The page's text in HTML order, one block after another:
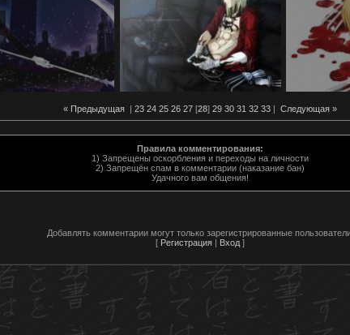
« Предыдущая | 23 24 25 26 27 [28] 29 30 31 32 33 | Следующая »
Правила комментирования:
1) Запрещены оскорбления и переходы на личности
2) Запрещён спам в комментарии (наказание бан)
Удачного вам общения!
Добавлять комментарии могут только зарегистрированные
[ Регистрация | Вход ]